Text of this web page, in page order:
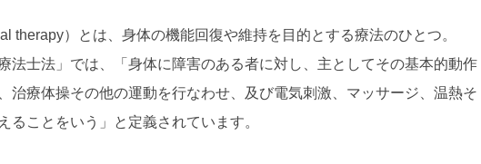
therapy）とは、身体の機能回復や維持を目的とする療法のひとつ。
法士法」では、「身体に障害のある者に対し、主としてその基本的動作
治療体操その他の運動を行なわせ、及び電気刺激、マッサージ、温熱そ
ることをいう」と定義されています。